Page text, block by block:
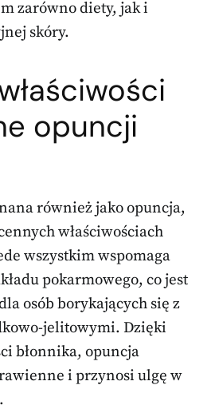
zarówno diety, jak i
skóry.
opuncji
również jako opuncja,
właściwościach
wszystkim wspomaga
pokarmowego, co jest
osób borykających się z
jelitowymi. Dzięki
błonnika, opuncja
i przynosi ulgę w